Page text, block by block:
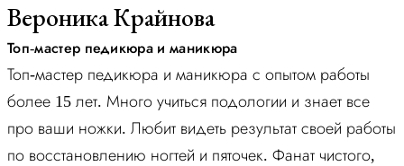
Вероника Крайнова
Топ-мастер педикюра и маникюра
Топ-мастер педикюра и маникюра с опытом работы
более 15 лет. Много учиться подологии и знает все
про ваши ножки. Любит видеть результат своей работы
по восстановлению ногтей и пяточек. Фанат чистого,